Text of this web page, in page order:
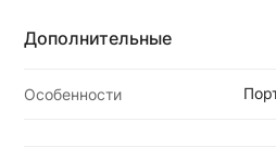
Дополнительные
Особенности